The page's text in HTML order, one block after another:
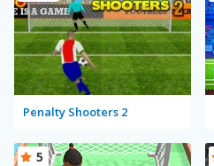
Penalty Shooters 2
5